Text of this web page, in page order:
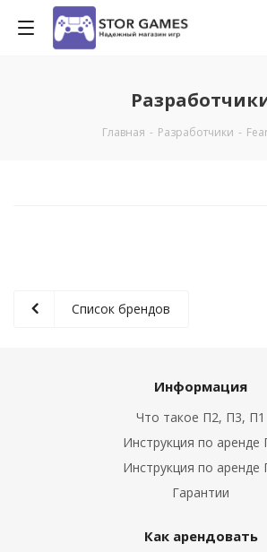
Главная - Разработчики -
Список брендов
Информация
Что такое П2, П3, П1
Инструкция по аренде
Инструкция по аренде
Гарантии
Как арендовать